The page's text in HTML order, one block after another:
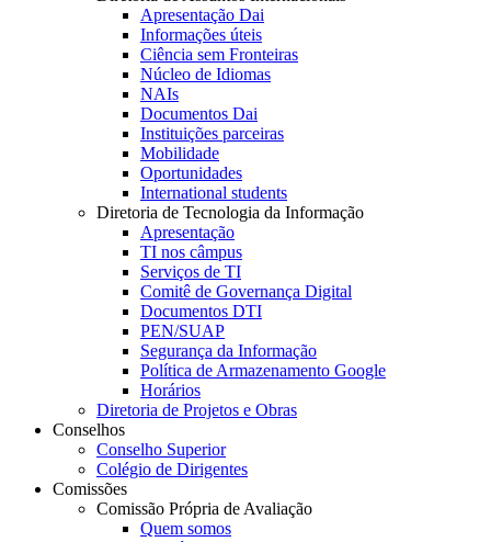
Apresentação Dai
Informações úteis
Ciência sem Fronteiras
Núcleo de Idiomas
NAIs
Documentos Dai
Instituições parceiras
Mobilidade
Oportunidades
International students
Diretoria de Tecnologia da Informação
Apresentação
TI nos câmpus
Serviços de TI
Comitê de Governança Digital
Documentos DTI
PEN/SUAP
Segurança da Informação
Política de Armazenamento Google
Horários
Diretoria de Projetos e Obras
Conselhos
Conselho Superior
Colégio de Dirigentes
Comissões
Comissão Própria de Avaliação
Quem somos